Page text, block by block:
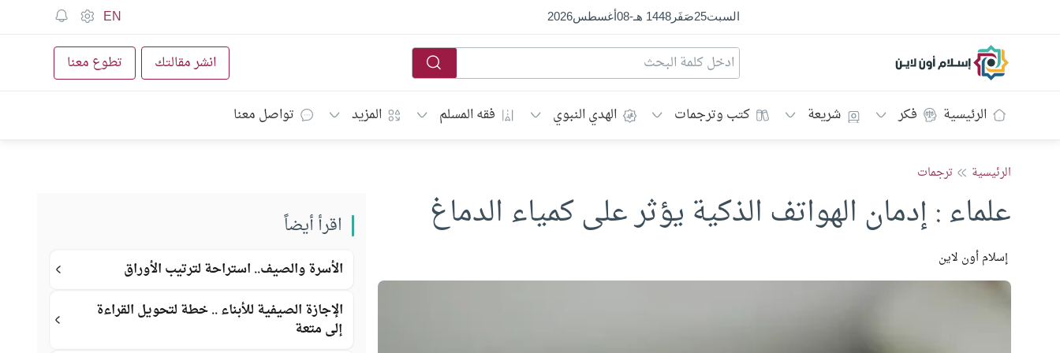
السبت25صَفَر1448 هـ -
08أغسطس2026
EN
إسلام أون لاين انشر مقالتك تطوع معنا
الرئيسية فكر شريعة كتب وترجمات الهدي النبوي فقه المسلم المزيد تواصل معنا
الرئيسية ترجمات
علماء : إدمان الهواتف الذكية يؤثر على كمياء الدماغ
إسلام أون لاين
اقرأ أيضاً
الأسرة والصيف.. استراحة لترتيب الأوراق
الإجازة الصيفية للأبناء .. خطة لتحويل القراءة
إلى متعة